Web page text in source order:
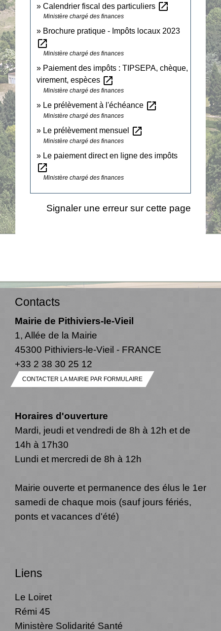
Calendrier fiscal des particuliers open_in_new
Ministère chargé des finances
Brochure pratique - Impôts locaux 2023
open_in_new
Ministère chargé des finances
Paiement des impôts : TIPSEPA, chèque,
virement, espèces open_in_new
Ministère chargé des finances
Le prélèvement à l'échéance open_in_new
Ministère chargé des finances
Le prélèvement mensuel open_in_new
Ministère chargé des finances
Le paiement direct en ligne des impôts
open_in_new
Ministère chargé des finances
Signaler une erreur sur cette page
Contacts
Mairie de Pithiviers-le-Vieil
1, Allée de la Mairie
45300 Pithiviers-le-Vieil - FRANCE
+33 2 38 30 25 12
CONTACTER LA MAIRIE PAR FORMULAIRE
Horaires d'ouverture
Mardi, jeudi et vendredi de 8h à 12h et de
14h à 17h30
Lundi et mercredi de 8h à 12h
Mairie ouverte et permanence des élus le 1er
samedi de chaque mois (sauf jours fériés,
ponts et vacances d'été)
Liens
Le Loiret
Rémi 45
Ministère Solidarité Santé